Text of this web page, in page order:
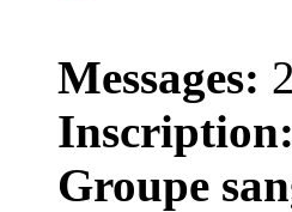
Messages:
Inscription:
Groupe